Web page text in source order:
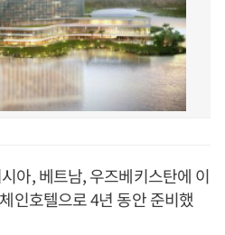
아, 베트남, 우즈베키스탄에 이
인호텔으로 4년 동안 준비했